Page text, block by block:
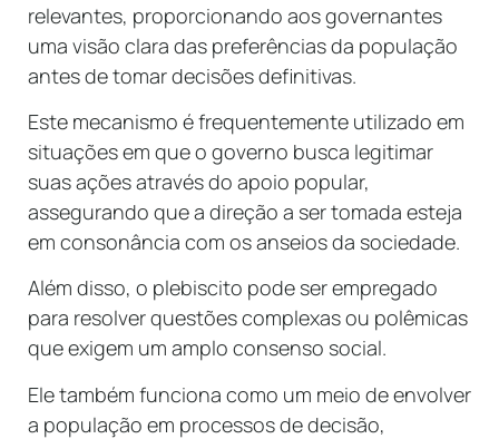
relevantes, proporcionando aos governantes
uma visão clara das preferências da população
antes de tomar decisões definitivas.
Este mecanismo é frequentemente utilizado em
situações em que o governo busca legitimar
suas ações através do apoio popular,
assegurando que a direção a ser tomada esteja
em consonância com os anseios da sociedade.
Além disso, o plebiscito pode ser empregado
para resolver questões complexas ou polêmicas
que exigem um amplo consenso social.
Ele também funciona como um meio de envolver
a população em processos de decisão,